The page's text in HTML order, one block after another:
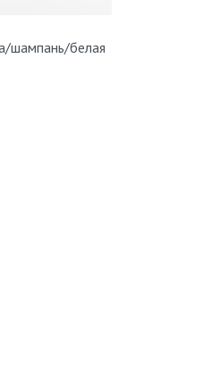
шампань/белая